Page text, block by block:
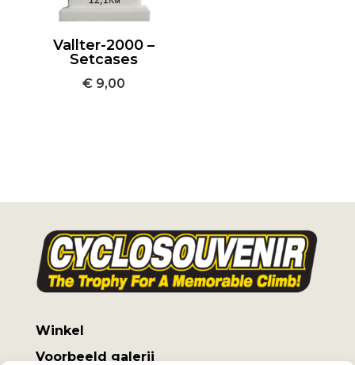
Vallter-2000 –
Setcases
€ 9,00
Winkel
Voorbeeld galerij